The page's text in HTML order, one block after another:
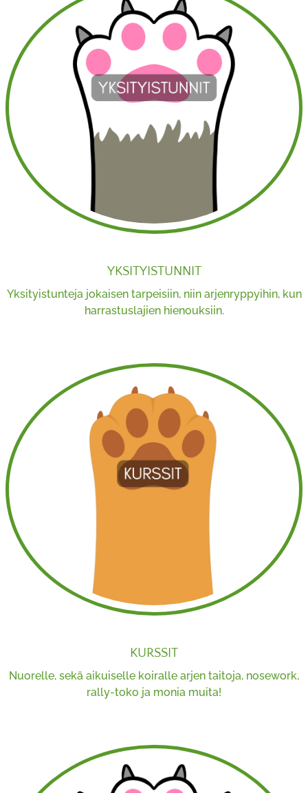
YKSITYISTUNNIT
Yksityistunteja jokaisen tarpeisiin, niin arjenryppyihin, kun
harrastuslajien hienouksiin.
KURSSIT
Nuorelle, sekä aikuiselle koiralle arjen taitoja, nosework,
rally-toko ja monia muita!